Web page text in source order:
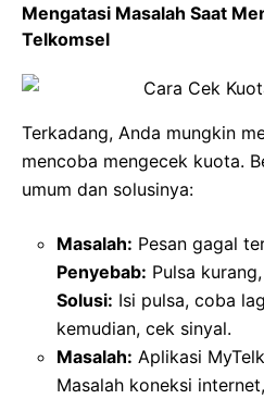
Mengatasi Masalah Saat
Telkomsel
Terkadang, Anda mungkin
mencoba mengecek kuota.
umum dan solusinya:
Masalah: Pesan gagal
Penyebab: Pulsa
Solusi: Isi pulsa, coba
kemudian, cek sinyal.
Masalah: Aplikasi
Masalah koneksi